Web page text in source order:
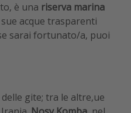
è una riserva marina
sue acque trasparenti
sarai fortunato/a, puoi
gite; tra le altre,ue